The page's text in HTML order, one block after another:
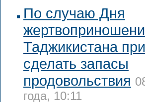
По случаю Дня
Таджикистана
сделать запасы
продовольствия
года, 10:11